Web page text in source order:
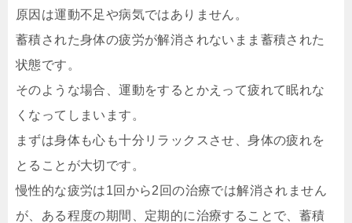
原因は運動不足や病気ではありません。
蓄積された身体の疲労が解消されないまま蓄積された
状態です。
そのような場合、運動をするとかえって疲れて眠れな
くなってしまいます。
まずは身体も心も十分リラックスさせ、身体の疲れを
とることが大切です。
慢性的な疲労は1回から2回の治療では解消されません
が、ある程度の期間、定期的に治療することで、蓄積